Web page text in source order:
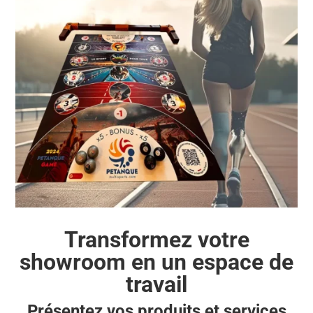
Transformez votre
showroom en un espace de
travail